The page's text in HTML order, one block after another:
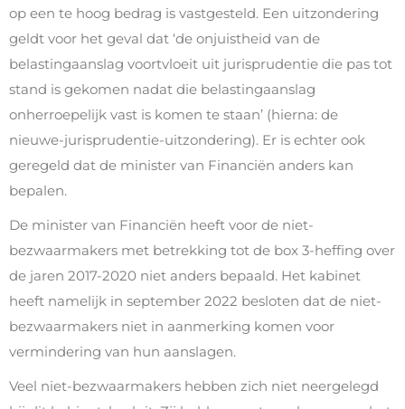
op een te hoog bedrag is vastgesteld. Een uitzondering
geldt voor het geval dat ‘de onjuistheid van de
belastingaanslag voortvloeit uit jurisprudentie die pas tot
stand is gekomen nadat die belastingaanslag
onherroepelijk vast is komen te staan’ (hierna: de
nieuwe-jurisprudentie-uitzondering). Er is echter ook
geregeld dat de minister van Financiën anders kan
bepalen.
De minister van Financiën heeft voor de niet-
bezwaarmakers met betrekking tot de box 3-heffing over
de jaren 2017-2020 niet anders bepaald. Het kabinet
heeft namelijk in september 2022 besloten dat de niet-
bezwaarmakers niet in aanmerking komen voor
vermindering van hun aanslagen.
Veel niet-bezwaarmakers hebben zich niet neergelegd